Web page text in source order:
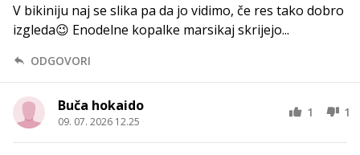
V bikiniju naj se slika pa da jo vidimo, če res tako dobro
izgleda😉 Enodelne kopalke marsikaj skrijejo...
ODGOVORI
Buča hokaido
09. 07. 2026 12.25
1 1